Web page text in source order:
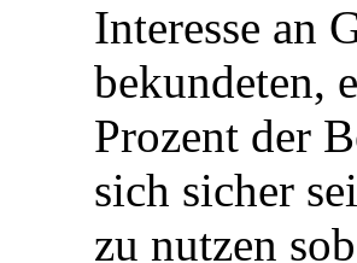
Interesse an
bekundeten,
Prozent der
sich sicher
zu nutzen